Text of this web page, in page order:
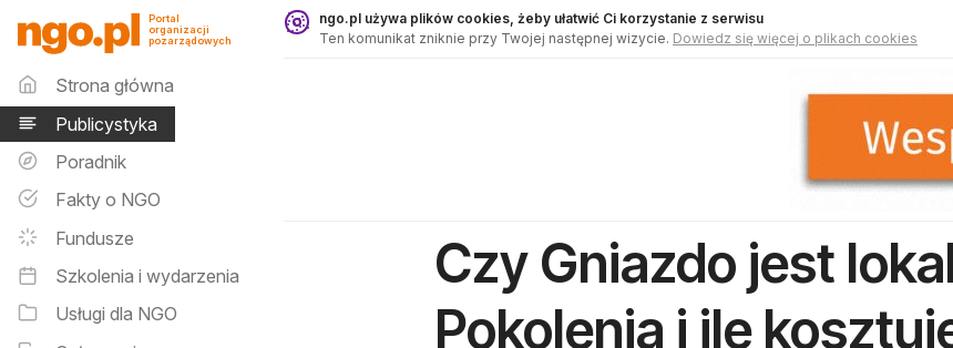
Publicystyka - ngo.pl
Portal
organizacji
pozarządowych
Menu główne
Strona główna
Publicystyka
Poradnik
Fakty o NGO
Fundusze
Szkolenia i wydarzenia
Usługi dla NGO
ngo.pl używa plików cookies, żeby ułatwić Ci korzystanie z serwisu
Ten komunikat zniknie przy Twojej następnej wizycie. Dowiedz się więcej o plikach cookies
Czy Gniazdo jest
Pokolenia i ile